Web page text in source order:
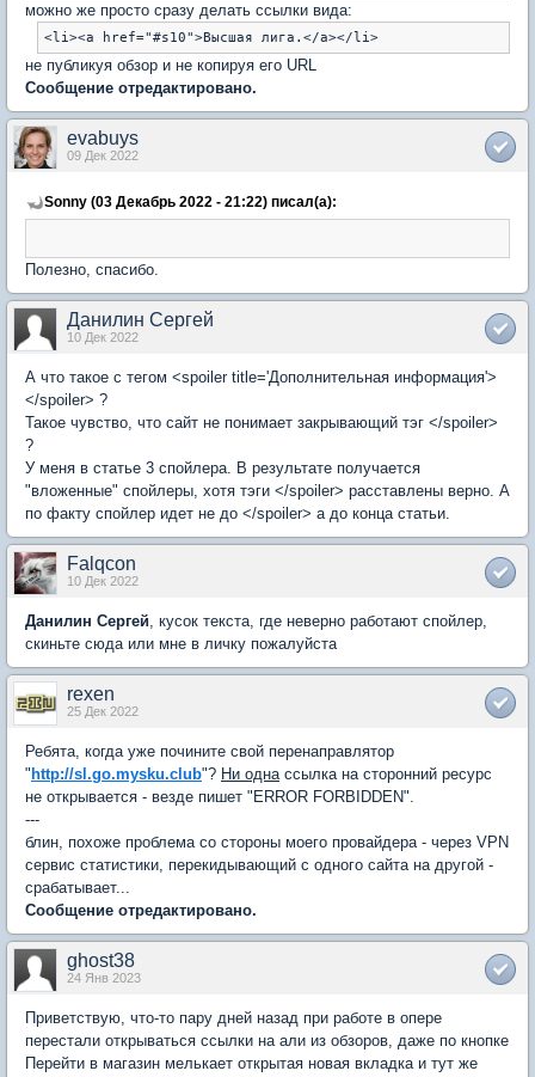
можно же просто сразу делать ссылки вида:
не публикуя обзор и не копируя его URL
Сообщение отредактировано.
evabuys
09 Дек 2022
Sonny (03 Декабрь 2022 - 21:22) писал(а):
Полезно, спасибо.
Данилин Сергей
10 Дек 2022
А что такое с тегом <spoiler title='Дополнительная информация'>
</spoiler> ?
Такое чувство, что сайт не понимает закрывающий тэг </spoiler>
?
У меня в статье 3 спойлера. В результате получается
"вложенные" спойлеры, хотя тэги </spoiler> расставлены верно. А
по факту спойлер идет не до </spoiler> а до конца статьи.
Falqcon
10 Дек 2022
Данилин Сергей, кусок текста, где неверно работают спойлер,
скиньте сюда или мне в личку пожалуйста
rexen
25 Дек 2022
Ребята, когда уже почините свой перенаправлятор
" http://sl.go.mysku.club"? Ни однассылка на сторонний ресурс
не открывается - везде пишет "ERROR FORBIDDEN".
---
блин, похоже проблема со стороны моего провайдера - через VPN
сервис статистики, перекидывающий с одного сайта на другой -
срабатывает...
Сообщение отредактировано.
ghost38
24 Янв 2023
Приветствую, что-то пару дней назад при работе в опере
перестали открываться ссылки на али из обзоров, даже по кнопке
Перейти в магазин мелькает открытая новая вкладка и тут же